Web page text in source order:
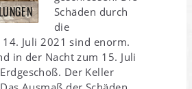
Schäden durch
die
Juli 2021 sind enorm.
in der Nacht zum 15. Juli
Der Keller